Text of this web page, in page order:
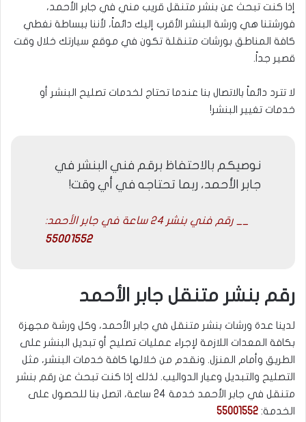
إذا كنت تبحث عن بنشر متنقل قريب مني في جابر الأحمد،
فورشتنا هي ورشة البنشر الأقرب إليك دائماً، لأننا ببساطة نغطي
كافة المناطق بورشات متنقلة تكون في موقع سيارتك خلال وقت
قصير جداً.
لا تترد دائماً بالاتصال بنا عندما تحتاج لخدمات تصليح البنشر أو
خدمات تغيير البنشر!
نوصيكم بالاحتفاظ برقم فني البنشر في
جابر الأحمد، ربما تحتاجه في أي وقت!
__ رقم فني بنشر 24 ساعة في جابر الأحمد:
55001552
رقم بنشر متنقل جابر الأحمد
لدينا عدة ورشات بنشر متنقل في جابر الأحمد، وكل ورشة مجهزة
بكافة المعدات اللازمة لإجراء عمليات تصليح أو تبديل البنشر على
الطريق وأمام المنزل. ونقدم من خلالها كافة خدمات البنشر، مثل
التصليح والتبديل وعيار الدواليب. لذلك إذا كنت تبحث عن رقم بنشر
متنقل في جابر الأحمد خدمة 24 ساعة، اتصل بنا للحصول على
الخدمة: 55001552